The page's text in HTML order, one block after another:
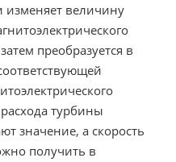
изменяет величину
преобразуется в
турбины
значение, а скорость
получить в